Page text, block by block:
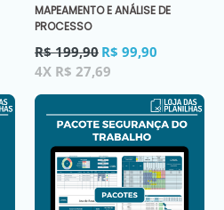
MAPEAMENTO E ANÁLISE DE
PROCESSO
Preço
normal
R$ 199,90 R$ 99,90
4X R$ 27,69